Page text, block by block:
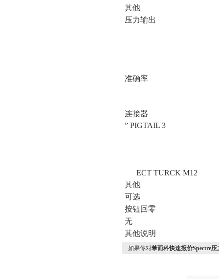
其他
压力输出
准确率
连接器
” PIGTAIL 3
ECT TURCK M12
其他
可选
按钮回零
无
其他说明
如果你对希而科快速报价Spectre压